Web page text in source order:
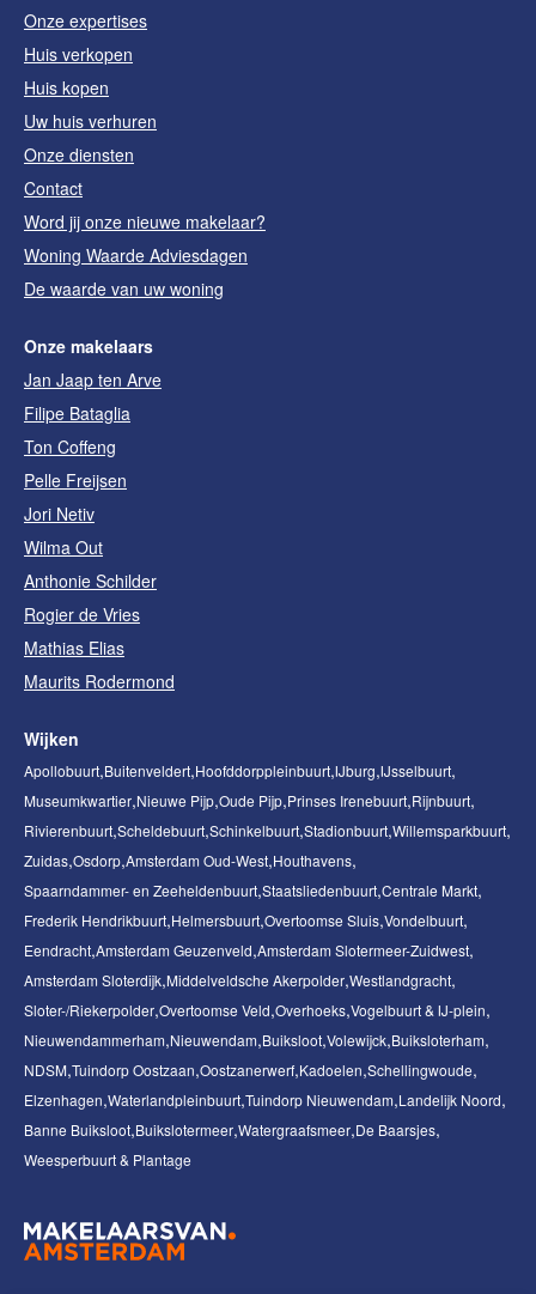
Onze expertises
Huis verkopen
Huis kopen
Uw huis verhuren
Onze diensten
Contact
Word jij onze nieuwe makelaar?
Woning Waarde Adviesdagen
De waarde van uw woning
Onze makelaars
Jan Jaap ten Arve
Filipe Bataglia
Ton Coffeng
Pelle Freijsen
Jori Netiv
Wilma Out
Anthonie Schilder
Rogier de Vries
Mathias Elias
Maurits Rodermond
Wijken
Apollobuurt Buitenveldert Hoofddorppleinbuurt IJburg IJsselbuurt
Museumkwartier Nieuwe Pijp Oude Pijp Prinses Irenebuurt Rijnbuurt
Rivierenbuurt Scheldebuurt Schinkelbuurt Stadionbuurt Willemsparkbuurt
Zuidas Osdorp Amsterdam Oud-West Houthavens
Spaarndammer- en Zeeheldenbuurt Staatsliedenbuurt Centrale Markt
Frederik Hendrikbuurt Helmersbuurt Overtoomse Sluis Vondelbuurt
Eendracht Amsterdam Geuzenveld Amsterdam Slotermeer-Zuidwest
Amsterdam Sloterdijk Middelveldsche Akerpolder Westlandgracht
Sloter-/Riekerpolder Overtoomse Veld Overhoeks Vogelbuurt & IJ-plein
Nieuwendammerham Nieuwendam Buiksloot Volewijck Buiksloterham
NDSM Tuindorp Oostzaan Oostzanerwerf Kadoelen Schellingwoude
Elzenhagen Waterlandpleinbuurt Tuindorp Nieuwendam Landelijk Noord
Banne Buiksloot Buikslotermeer Watergraafsmeer De Baarsjes
Weesperbuurt & Plantage